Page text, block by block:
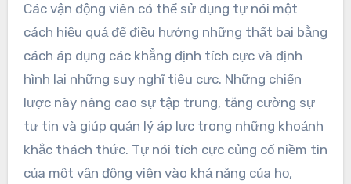
Các vận động viên có thể sử dụng tự nói một
cách hiệu quả để điều hướng những thất bại bằng
cách áp dụng các khẳng định tích cực và định
hình lại những suy nghĩ tiêu cực. Những chiến
lược này nâng cao sự tập trung, tăng cường sự
tự tin và giúp quản lý áp lực trong những khoảnh
khắc thách thức. Tự nói tích cực củng cố niềm tin
của một vận động viên vào khả năng của họ,